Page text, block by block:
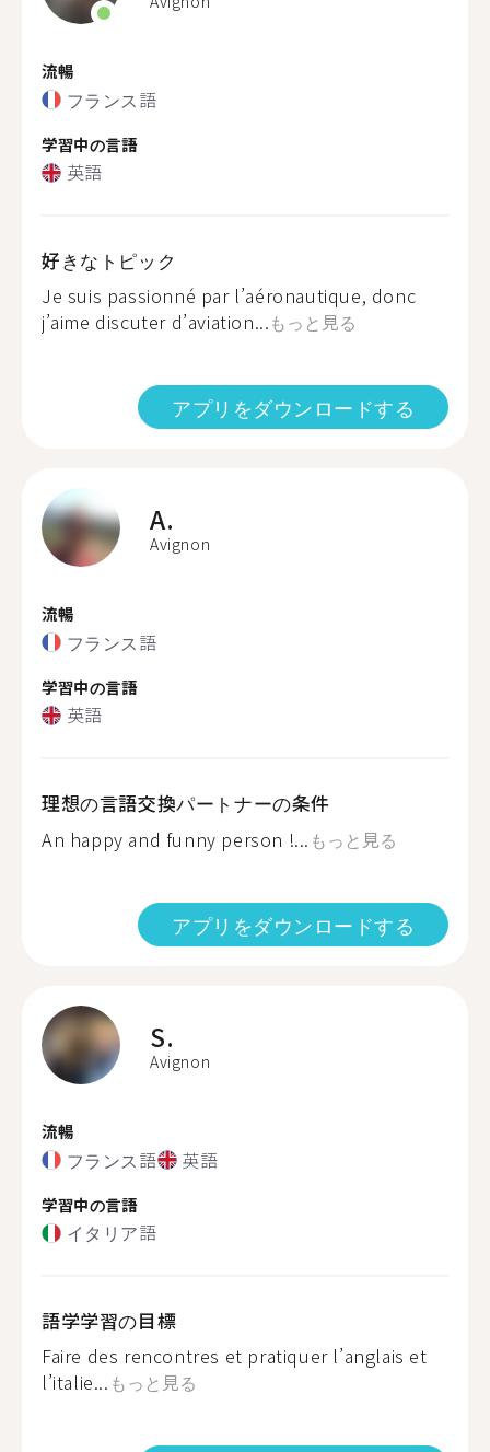
流暢
フランス語
学習中の言語
英語
好きなトピック
Je suis passionné par l’aéronautique, donc
j’aime discuter d’aviation...もっと見る
アプリをダウンロードする
A.
Avignon
流暢
フランス語
学習中の言語
英語
理想の言語交換パートナーの条件
An happy and funny person !... もっと見る
アプリをダウンロードする
S.
Avignon
流暢
フランス語 英語
学習中の言語
イタリア語
語学学習の目標
Faire des rencontres et pratiquer l’anglais et
l’italie... もっと見る